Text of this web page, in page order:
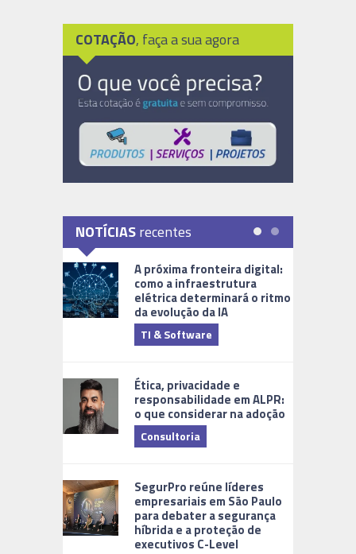
COTAÇÃO, faça a sua agora
NOTÍCIASrecentes
A próxima fronteira digital:
como a infraestrutura
elétrica determinará o ritmo
da evolução da IA
TI & Software
Ética, privacidade e
responsabilidade em ALPR:
o que considerar na adoção
Consultoria
SegurPro reúne líderes
empresariais em São Paulo
para debater a segurança
híbrida e a proteção de
executivos C-Level